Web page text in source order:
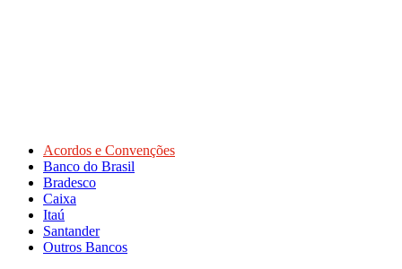
Acordos e Convenções
Banco do Brasil
Bradesco
Caixa
Itaú
Santander
Outros Bancos